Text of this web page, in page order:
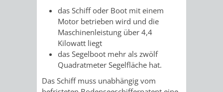
FLÜCHTLINGE
BAUHERRENBERATUNG
GRUNDSTÜCKSWERTERMITTLUNG
DENKMALSCHUTZ
AUFGABEN
DER
STEUERVORTEILE
SATZUNGEN
VERKAUF
STÄDTISCHER
BAUPLÄTZE
RATHAUS
das Schiff oder Boot mit einem
Motor betrieben wird und die
Maschinenleistung über 4,4
Kilowatt liegt
das Segelboot mehr als zwölf
Quadratmeter Segelfläche hat.
Das Schiff muss unabhängig vom